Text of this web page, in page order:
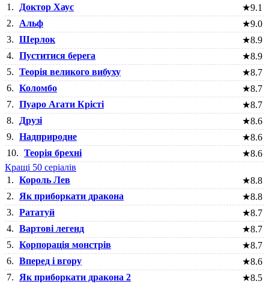
1.
Доктор Хаус ★9.1
2.
Альф ★9.0
3. Шерлок ★8.9
4. Пуститися берега ★8.9
5. Теорія великого вибуху ★8.7
6. Коломбо ★8.7
7. Пуаро Агати Крісті ★8.7
8.
Друзі ★8.6
9. Надприродне ★8.6
10. Теорія брехні ★8.6
Кращі 50 серіалів
1. Король Лев ★8.8
2.
Як приборкати дракона ★8.8
3. Рататуй ★8.7
4. Вартові легенд ★8.7
5. Корпорація монстрів ★8.7
6. Вперед і вгору ★8.6
7.
Як приборкати дракона 2 ★8.5